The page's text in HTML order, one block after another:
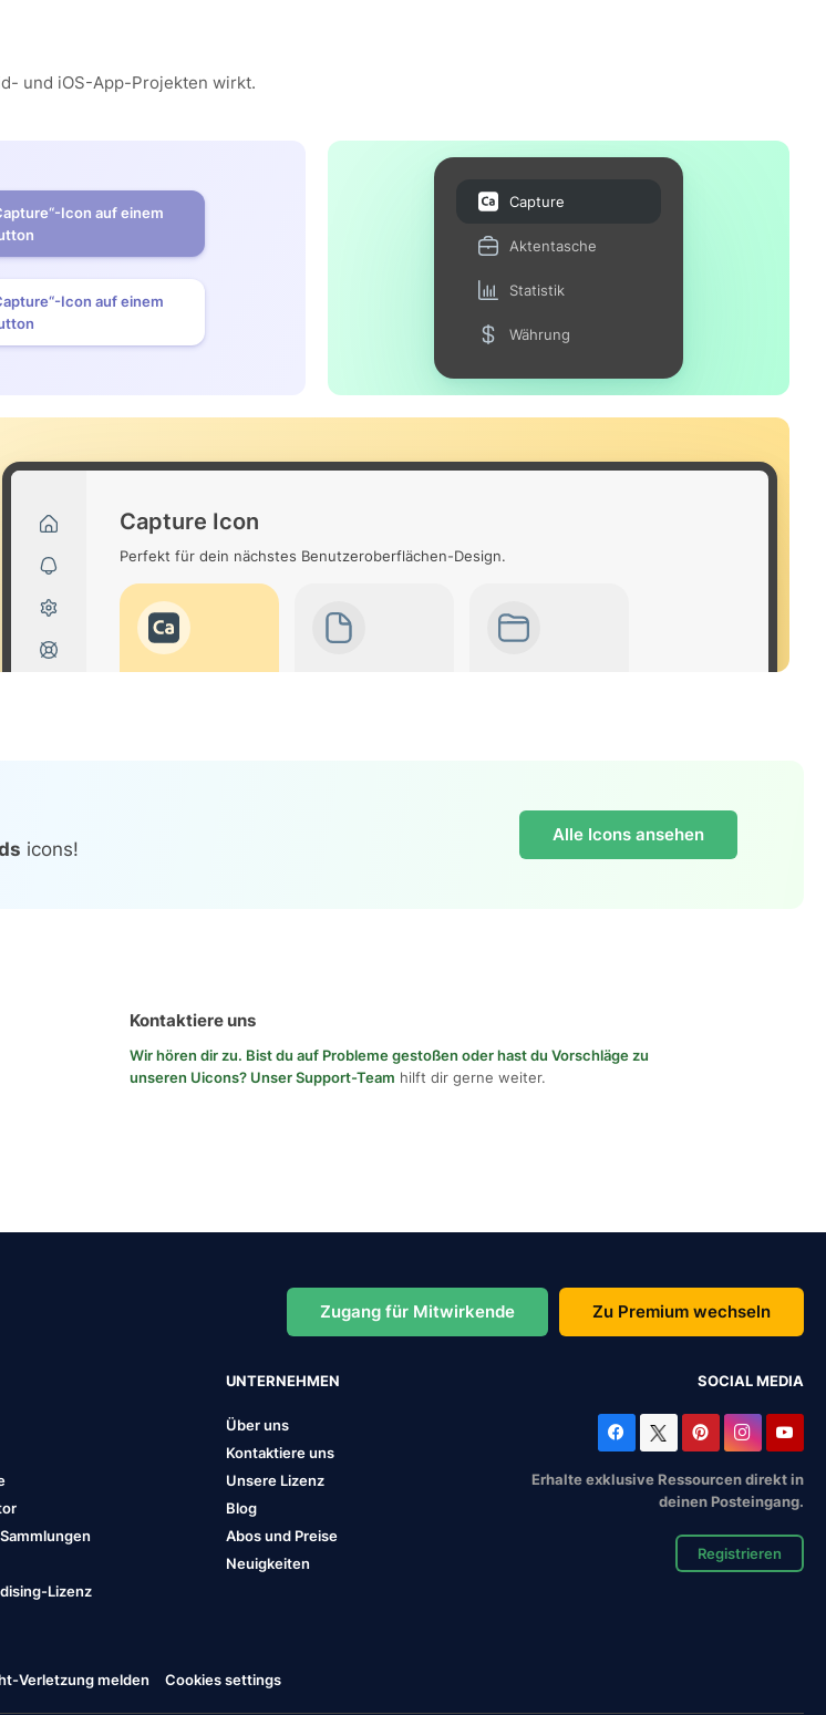
und iOS-App-Projekten wirkt.
Icon auf einem
Icon auf einem
Capture
Aktentasche
Statistik
Währung
Capture Icon
Perfekt für dein nächstes Benutzeroberflächen-Design.
icons!
Alle Icons ansehen
Kontaktiere uns
Wir hören dir zu. Bist du auf Probleme gestoßen oder hast du Vorschläge zu
unseren Uicons? Unser Support-Team hilft dir gerne weiter.
Zugang für Mitwirkende Zu Premium wechseln
Lizenz
UNTERNEHMEN
Über uns
Kontaktiere uns
Unsere Lizenz
Blog
Abos und Preise
Neuigkeiten
SOCIAL MEDIA
Erhalte exklusive Ressourcen direkt in
deinen Posteingang.
Registrieren
Verletzung melden Cookies settings